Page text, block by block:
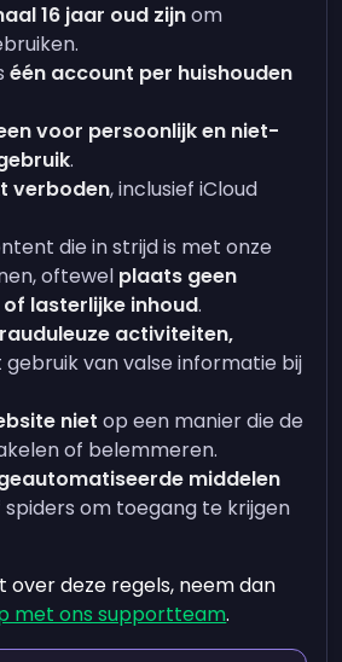
16 jaar oud zijnom
één account per huishouden
voor persoonlijk en niet-
.
verboden, inclusief iCloud
die in strijd is met onze
oftewel plaats geen
lasterlijke inhoud.
activiteiten,
van valse informatie bij
niet op een manier die de
of belemmeren.
middelen
om toegang te krijgen
over deze regels, neem dan
met ons supportteam.